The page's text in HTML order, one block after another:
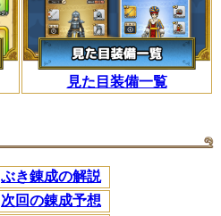
見た目装備一覧
ぶき錬成の解説
次回の錬成予想